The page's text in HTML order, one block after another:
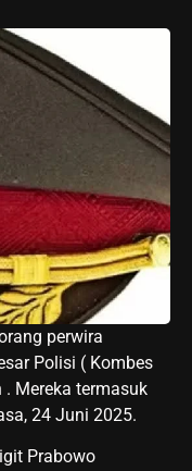
perwira
Polisi ( Kombes
Mereka termasuk
24 Juni 2025.
Prabowo